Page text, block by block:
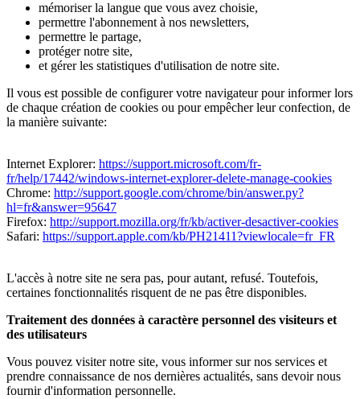
mémoriser la langue que vous avez choisie,
permettre l'abonnement à nos newsletters,
permettre le partage,
protéger notre site,
et gérer les statistiques d'utilisation de notre site.
Il vous est possible de configurer votre navigateur pour informer lors
de chaque création de cookies ou pour empêcher leur confection, de
la manière suivante:
Internet Explorer: https://support.microsoft.com/fr-
fr/help/17442/windows-internet-explorer-delete-manage-cookies
Chrome: http://support.google.com/chrome/bin/answer.py?
hl=fr&answer=95647
Firefox: http://support.mozilla.org/fr/kb/activer-desactiver-cookies
Safari: https://support.apple.com/kb/PH21411?viewlocale=fr_FR
L'accès à notre site ne sera pas, pour autant, refusé. Toutefois,
certaines fonctionnalités risquent de ne pas être disponibles.
Traitement des données à caractère personnel des visiteurs et
des utilisateurs
Vous pouvez visiter notre site, vous informer sur nos services et
prendre connaissance de nos dernières actualités, sans devoir nous
fournir d'information personnelle.